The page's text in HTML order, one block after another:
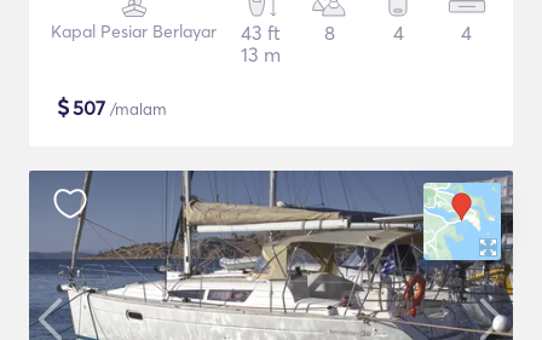
Kapal Pesiar Berlayar
43 ft
13 m
8 4 4
$507 /malam